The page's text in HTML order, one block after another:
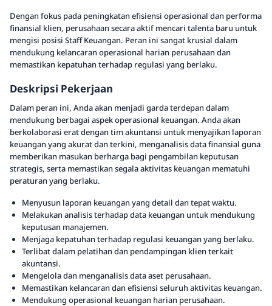
Dengan fokus pada peningkatan efisiensi operasional dan performa
finansial klien, perusahaan secara aktif mencari talenta baru untuk
mengisi posisi Staff Keuangan. Peran ini sangat krusial dalam
mendukung kelancaran operasional harian perusahaan dan
memastikan kepatuhan terhadap regulasi yang berlaku.
Deskripsi Pekerjaan
Dalam peran ini, Anda akan menjadi garda terdepan dalam
mendukung berbagai aspek operasional keuangan. Anda akan
berkolaborasi erat dengan tim akuntansi untuk menyajikan laporan
keuangan yang akurat dan terkini, menganalisis data finansial guna
memberikan masukan berharga bagi pengambilan keputusan
strategis, serta memastikan segala aktivitas keuangan mematuhi
peraturan yang berlaku.
Menyusun laporan keuangan yang detail dan tepat waktu.
Melakukan analisis terhadap data keuangan untuk mendukung
keputusan manajemen.
Menjaga kepatuhan terhadap regulasi keuangan yang berlaku.
Terlibat dalam pelatihan dan pendampingan klien terkait
akuntansi.
Mengelola dan menganalisis data aset perusahaan.
Memastikan kelancaran dan efisiensi seluruh aktivitas keuangan.
Mendukung operasional keuangan harian perusahaan.